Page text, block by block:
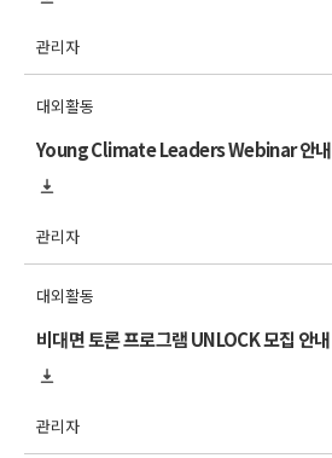
관리자
대외활동
Young Climate Leaders Webinar 안내
관리자
대외활동
비대면 토론 프로그램 UNLOCK 모집 안내
관리자